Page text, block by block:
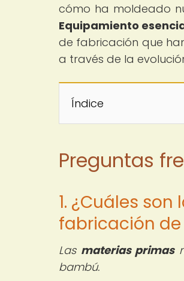
cómo ha moldeado
Equipamiento
de fabricación que
a través de la
Índice
Preguntas
1. ¿Cuáles
fabricación
Las materias primas
bambú.